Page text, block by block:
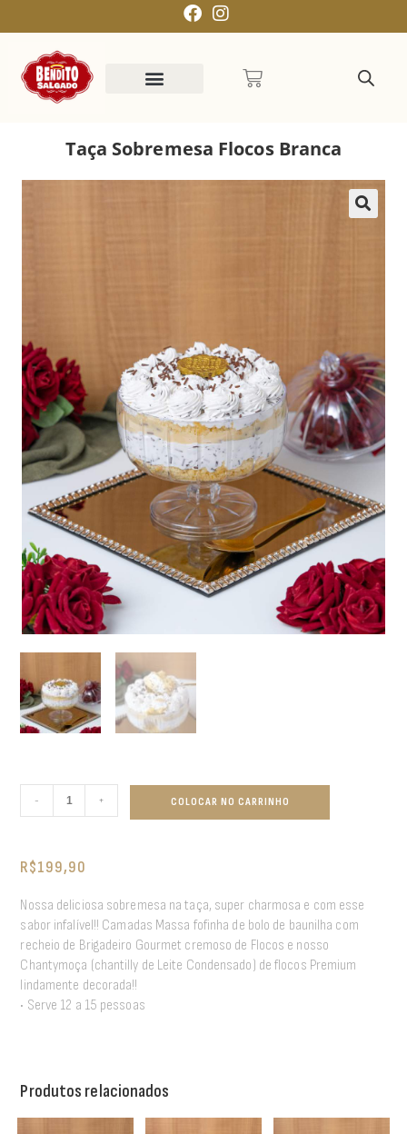
Taça Sobremesa Flocos Branca
- + COLOCAR NO CARRINHO
R$199,90
Nossa deliciosa sobremesa na taça, super charmosa e com esse
sabor infalível!! Camadas Massa fofinha de bolo de baunilha com
recheio de Brigadeiro Gourmet cremoso de Flocos e nosso
Chantymoça (chantilly de Leite Condensado) de flocos Premium
lindamente decorada!!
• Serve 12 a 15 pessoas
Produtos relacionados